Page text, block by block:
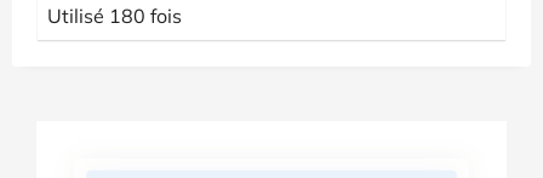
Utilisé 180 fois